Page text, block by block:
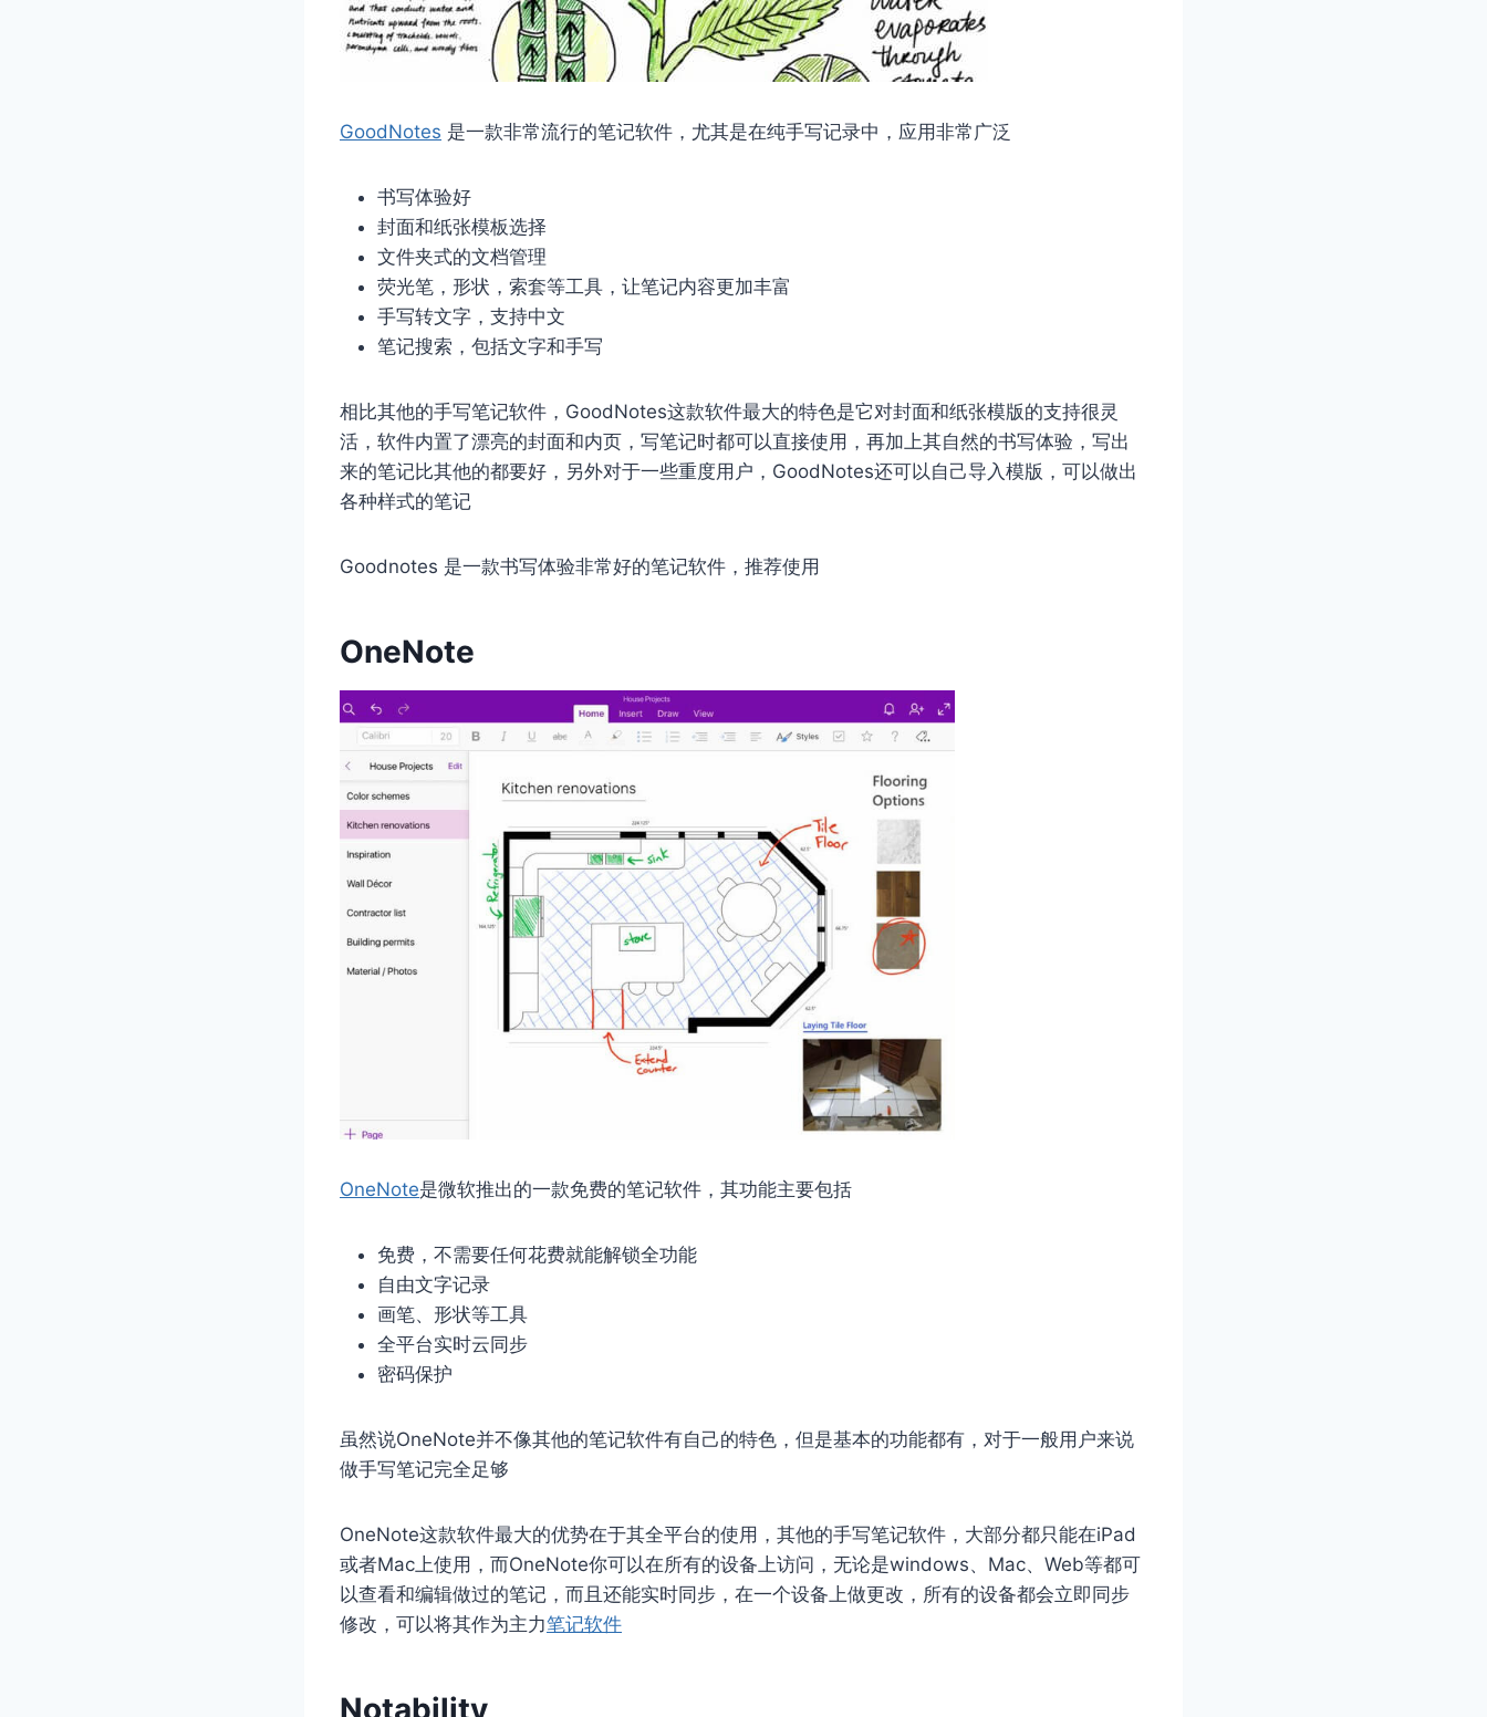
GoodNotes 是一款非常流行的笔记软件，尤其是在纯手写记录中，应用非常广泛
书写体验好
封面和纸张模板选择
文件夹式的文档管理
荧光笔，形状，索套等工具，让笔记内容更加丰富
手写转文字，支持中文
笔记搜索，包括文字和手写
相比其他的手写笔记软件，GoodNotes这款软件最大的特色是它对封面和纸张模版的支持很灵
活，软件内置了漂亮的封面和内页，写笔记时都可以直接使用，再加上其自然的书写体验，写出
来的笔记比其他的都要好，另外对于一些重度用户，GoodNotes还可以自己导入模版，可以做出
各种样式的笔记
Goodnotes 是一款书写体验非常好的笔记软件，推荐使用
OneNote
OneNote是微软推出的一款免费的笔记软件，其功能主要包括
免费，不需要任何花费就能解锁全功能
自由文字记录
画笔、形状等工具
全平台实时云同步
密码保护
虽然说OneNote并不像其他的笔记软件有自己的特色，但是基本的功能都有，对于一般用户来说
做手写笔记完全足够
OneNote这款软件最大的优势在于其全平台的使用，其他的手写笔记软件，大部分都只能在iPad
或者Mac上使用，而OneNote你可以在所有的设备上访问，无论是windows、Mac、Web等都可
以查看和编辑做过的笔记，而且还能实时同步，在一个设备上做更改，所有的设备都会立即同步
修改，可以将其作为主力笔记软件